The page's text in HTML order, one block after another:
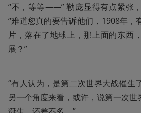
“不，等等——” 勒庞显得有点紧张
“难道您真的要告诉他们，1908年，
片，落在了地球上，那上面的东西
展？”
“有人认为，是第二次世界大战催生
另一个角度来看，或许，说第一次